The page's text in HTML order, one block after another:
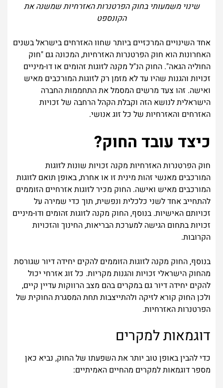
שינוי משמעותי בחוק הפרטנרות האזרחיות שמשנה את
הקונספט
אחד השינויים המרכזיים ביותר שחוו האזרחים בישראל בשנים
האחרונות הוא חוק הפרטנרות האזרחיות, המכונה גם "חוק
החוליה הגאה". החוק הנ"ל מקנה לזוגות זהומים או דו-מיניים
זכויות והגנות שהיו עד לא מזמן רק לזוגות המורכבים מאיש
ואישה. זהו צעד מרשים המסמל את התחממות החברה
הישראלית לנושא הזה וקבלת הקהל הרחבה של זכויות
האזרחים והאזרחיות של כל זוג אנושי.
כיצד עובד החוק?
חוק הפרטנרות האזרחיות מקנה זכויות שונות לזוגות
המורכבים מאנשי זהות מינית זו או אחרת, באופן תואם לזוגות
המורכבים מאיש ואישה. החוק מכיר לזוגות אזרחיים הזוממים
להתחייב אחד לשני כלכלית ונפשית, תוך כדי שמירה על
זכויותם האישיות. בנוסף, החוק מקנה לזוגות זהומים ודו-מיניים
זכויות בתחום הגישה למערכת הבריאות, החינוך והזכויות
הקרובות.
בנוסף, החוק מקנה לזוגות הזוממים להקים יחידה דיור שגורסת
מהחוק הישראלי זכויות והגנות מקריות. כל זוג אזרחי יכול
להקים יחידה דיור גם במקרים בהם מצב הרווקות עדיין קיים,
ולכן החוק קורא לזיקה ולהתייצבות תחת המסגרת החוקית של
הפרטנרות האזרחיות.
דוגמאות למקרים
כדי להבין באופן טוב יותר את השפעתו של החוק, נביא כאן
מספר דוגמאות למקרים מהחיים האמיתיים: